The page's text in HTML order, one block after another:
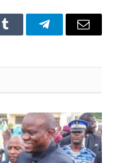
Tumblr TelegramEmail